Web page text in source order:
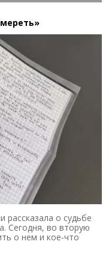
рассказала о судьбе
Сегодня, во вторую
о нем и кое-что